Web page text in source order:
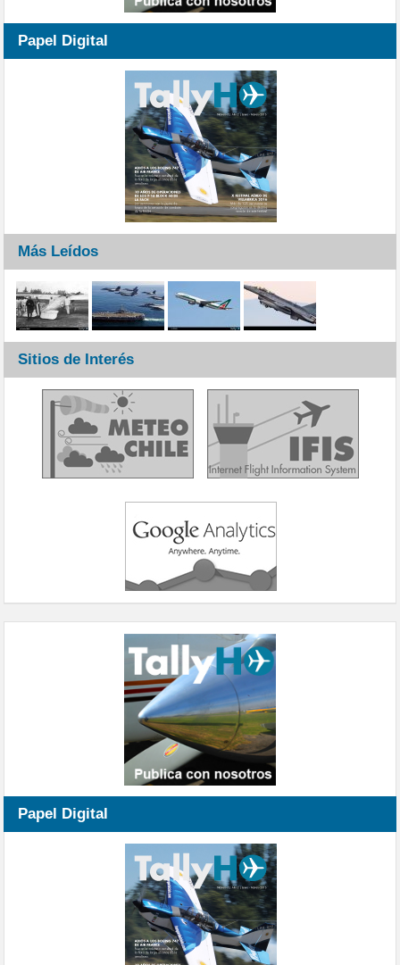
Papel Digital
Más Leídos
Sitios de Interés
Papel Digital